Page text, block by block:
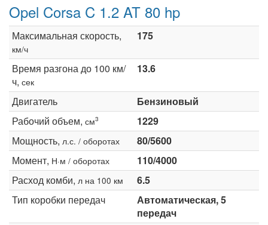
Opel Corsa C 1.2 AT 80 hp
Максимальная скорость,
км/ч
175
Время разгона до 100 км/
ч, сек
13.6
Двигатель
Бензиновый
Рабочий объем, см3
1229
Мощность, л.с. / оборотах
80/5600
Момент, Н·м / оборотах
110/4000
Расход комби, л на 100 км
6.5
Тип коробки передач
Автоматическая, 5
передач